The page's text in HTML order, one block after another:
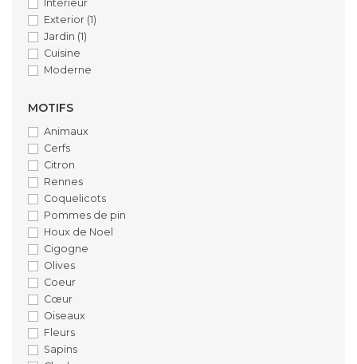
Intérieur
Exterior (1)
Jardin (1)
Cuisine
Moderne
MOTIFS
Animaux
Cerfs
Citron
Rennes
Coquelicots
Pommes de pin
Houx de Noel
Cigogne
Olives
Coeur
Cœur
Oiseaux
Fleurs
Sapins